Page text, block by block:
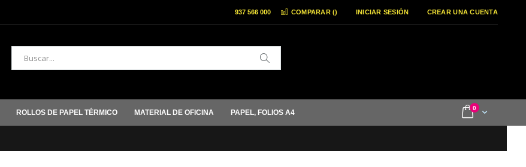
COMPARAR () INICIAR SESIÓN CREAR UNA CUENTA
937 566 000
Buscar
Cart
0items
ROLLOS DE PAPEL TÉRMICO MATERIAL DE OFICINA PAPEL, FOLIOS A4